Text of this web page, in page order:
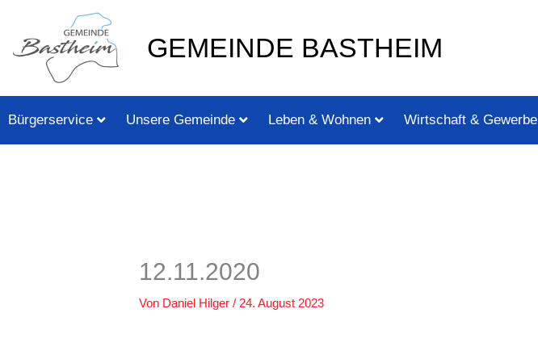
springen
GEMEINDE BASTHEIM
Bürgerservice Unsere Gemeinde Leben & Wohnen Wirtschaft & Gewerbe
12.11.2020
Von Daniel Hilger/24. August 2023